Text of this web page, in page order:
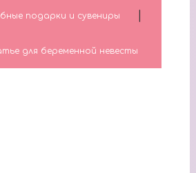
подарки и сувениры
для беременной невесты